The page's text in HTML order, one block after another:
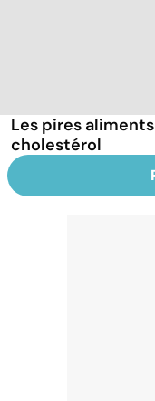
Les pires
cholestérol